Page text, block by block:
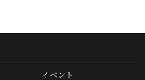
イベント